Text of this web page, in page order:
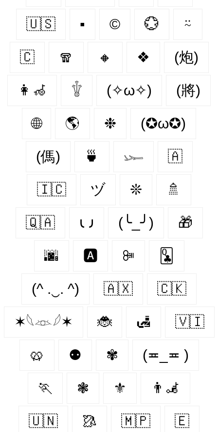
🇺🇸 ▪ ©️ 💮 ⍨
🇨‌ 🧣 🔸 ❖ (炮)
👩‍🦽‍ 𓇚 (✧ω✧) (將)
🌐 🌎 ❉ (✪ω✪)
(傌) 🍵 𓆱 🇦‌
🇮🇨 ヅ ❊ 🚿
🇶🇦 𐑧 𐑨 (╰_╯) 🎁
🌆 🅰️ ꔼ 🃝
(^ .‿. ^) 🇦🇽 🇨🇰
✶𓆩𓁺𓆪✶ 🐞 🛃 🇻🇮
🥨 ⚉ ✾ (≖_≖ )
🏃‍ ❃ ⚜️ 👨‍🦼‍️
🇺🇳 🥻 🇲🇵 🇪‌